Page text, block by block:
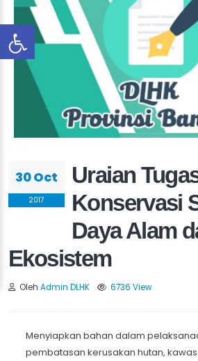
30 Oct
2017
Uraian
Konservasi
Daya Alam
Ekosistem
Oleh Admin DLHK 6736 View
Menyiapkan bahan dalam
pembatasan kerusakan hutan,